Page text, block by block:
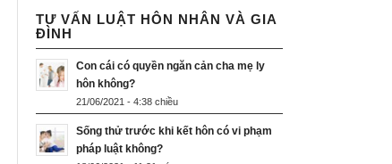
TƯ VẤN LUẬT HÔN NHÂN VÀ GIA
ĐÌNH
Con cái có quyền ngăn cản cha mẹ ly
hôn không?
21/06/2021 - 4:38 chiều
Sống thử trước khi kết hôn có vi phạm
pháp luật không?